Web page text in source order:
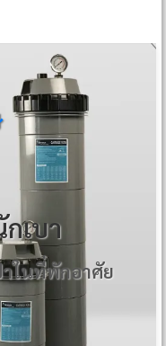
เบา
ในที่พักอาศัย